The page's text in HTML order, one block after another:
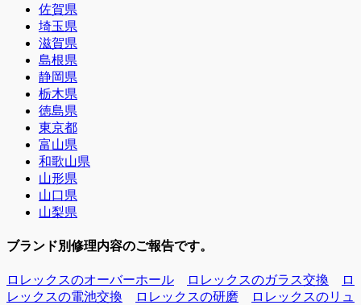
佐賀県
埼玉県
滋賀県
島根県
静岡県
栃木県
徳島県
東京都
富山県
和歌山県
山形県
山口県
山梨県
ブランド別修理内容のご報告です。
ロレックスのオーバーホール ロレックスのガラス交換
ロ
レックスの電池交換
ロレックスの研磨
ロレックスのリュ